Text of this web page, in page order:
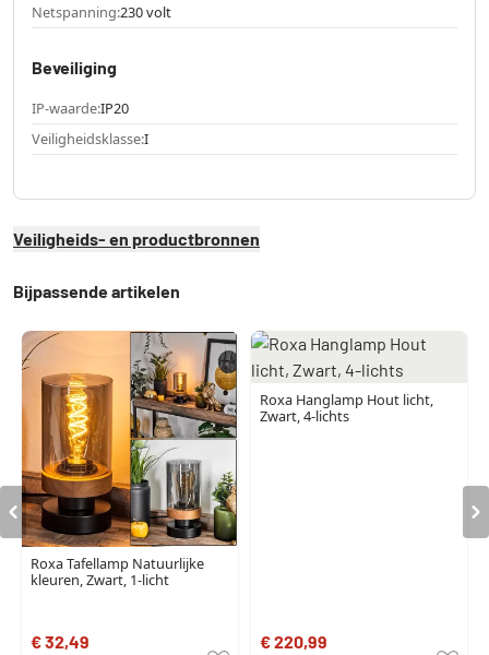
Netspanning:230 volt
Beveiliging
IP-waarde:IP20
Veiligheidsklasse:I
Veiligheids- en productbronnen
Bijpassende artikelen
Roxa Tafellamp Natuurlijke
kleuren, Zwart, 1-licht
€ 32,49
Roxa Hanglamp Hout licht,
Zwart, 4-lichts
€ 220,99